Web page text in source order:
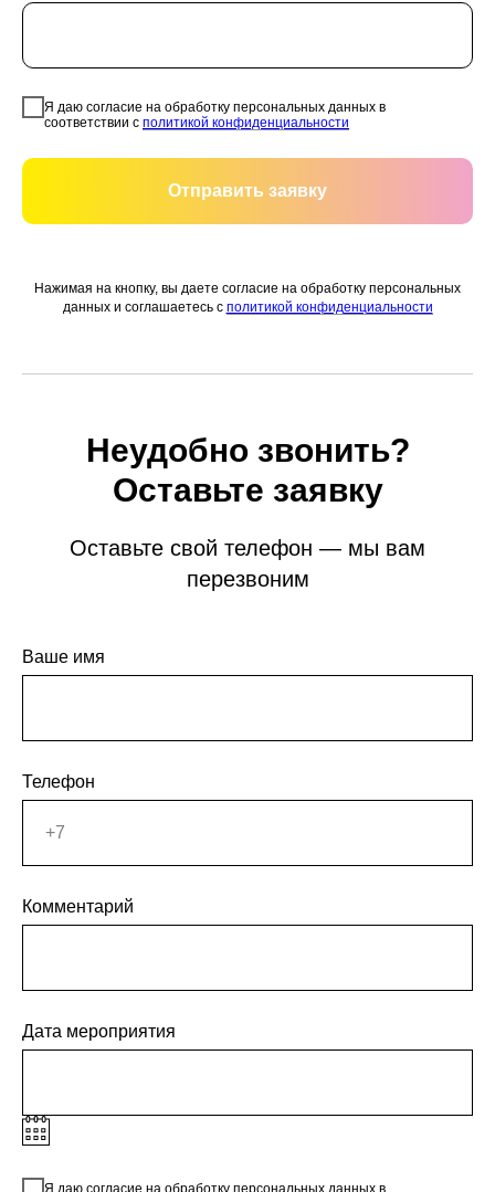
Я даю согласие на обработку персональных данных в
соответствии с политикой конфиденциальности
Отправить заявку
Нажимая на кнопку, вы даете согласие на обработку персональных
данных и соглашаетесь c политикой конфиденциальности
Неудобно звонить?
Оставьте заявку
Оставьте свой телефон — мы вам
перезвоним
Ваше имя
Телефон
Комментарий
Дата мероприятия
Я даю согласие на обработку персональных данных в